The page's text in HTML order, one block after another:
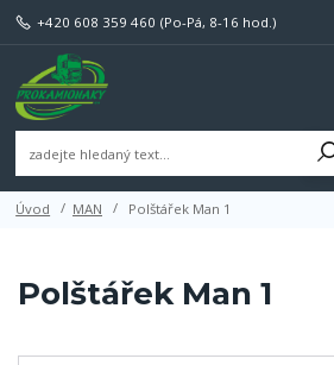
+420 608 359 460 (Po-Pá, 8-16 hod.)
Úvod MAN Polštářek Man 1
Polštářek Man 1